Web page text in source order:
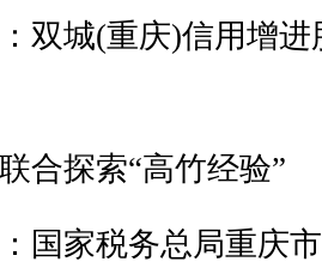
城(重庆)信用增进
探索“高竹经验”
家税务总局重庆市